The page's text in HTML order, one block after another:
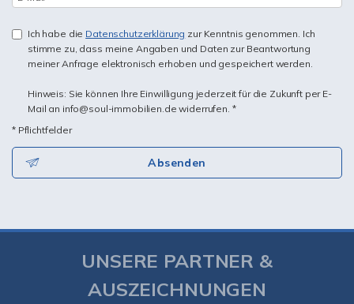
Ich habe die Datenschutzerklärung zur Kenntnis genommen. Ich
stimme zu, dass meine Angaben und Daten zur Beantwortung
meiner Anfrage elektronisch erhoben und gespeichert werden.
Hinweis: Sie können Ihre Einwilligung jederzeit für die Zukunft per E-
Mail an info@soul-immobilien.de widerrufen. *
* Pflichtfelder
Absenden
UNSERE PARTNER &
AUSZEICHNUNGEN